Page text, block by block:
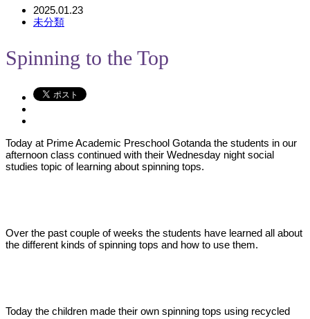
2025.01.23
未分類
Spinning to the Top
Today at Prime Academic Preschool Gotanda the students in our
afternoon class continued with their Wednesday night social
studies topic of learning about spinning tops.
Over the past couple of weeks the students have learned all about
the different kinds of spinning tops and how to use them.
Today the children made their own spinning tops using recycled